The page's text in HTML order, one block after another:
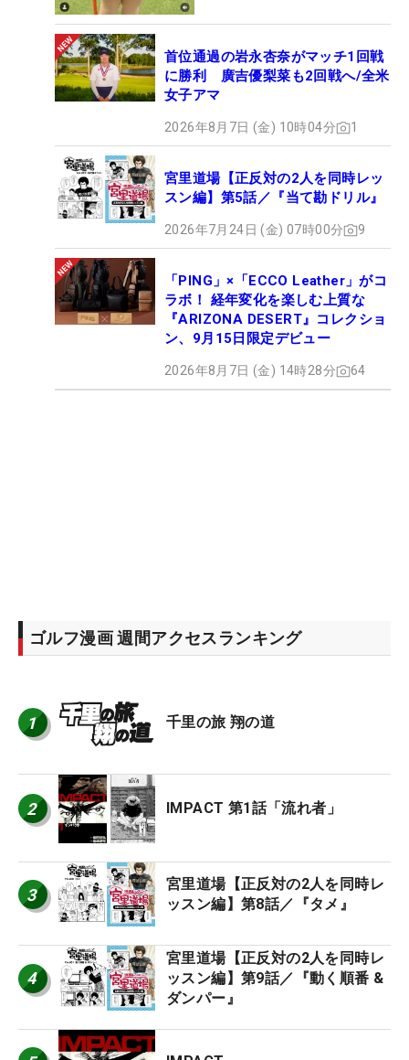
首位通過の岩永杏奈がマッチ1回戦
に勝利 廣吉優梨菜も2回戦へ/全米
女子アマ
2026年8月7日 (金) 10時04分 1
宮里道場【正反対の2人を同時レッ
スン編】第5話／『当て勘ドリル』
2026年7月24日 (金) 07時00分 9
「PING」×「ECCO Leather」がコ
ラボ！ 経年変化を楽しむ上質な
『ARIZONA DESERT』コレクショ
ン、9月15日限定デビュー
2026年8月7日 (金) 14時28分 64
ゴルフ漫画 週間アクセスランキング
1 千里の旅 翔の道
2 IMPACT 第1話「流れ者」
3
宮里道場【正反対の2人を同時レ
ッスン編】第8話／『タメ』
4
宮里道場【正反対の2人を同時レ
ッスン編】第9話／『動く順番 &
ダンパー』